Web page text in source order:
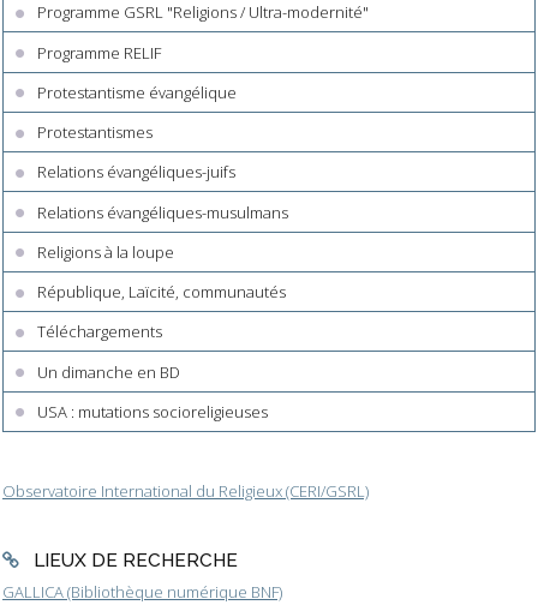
Programme GSRL "Religions / Ultra-modernité"
Programme RELIF
Protestantisme évangélique
Protestantismes
Relations évangéliques-juifs
Relations évangéliques-musulmans
Religions à la loupe
République, Laïcité, communautés
Téléchargements
Un dimanche en BD
USA : mutations socioreligieuses
Observatoire International du Religieux (CERI/GSRL)
LIEUX DE RECHERCHE
GALLICA (Bibliothèque numérique BNF)